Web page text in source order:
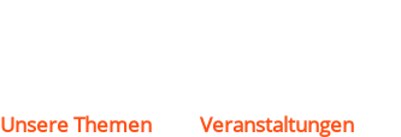
Unsere Themen Veranstaltungen